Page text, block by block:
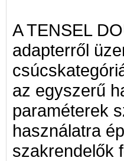
A TENSEL
adapterről
az egyszerű
paraméterek
használatra
szakrendelők